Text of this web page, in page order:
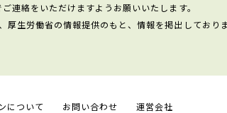
連絡をいただけますようお願いいたします。
生労働省の情報提供のもと、情報を掲出しておりま
について お問い合わせ 運営会社